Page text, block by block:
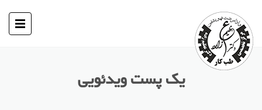
یک پست ویدئویی